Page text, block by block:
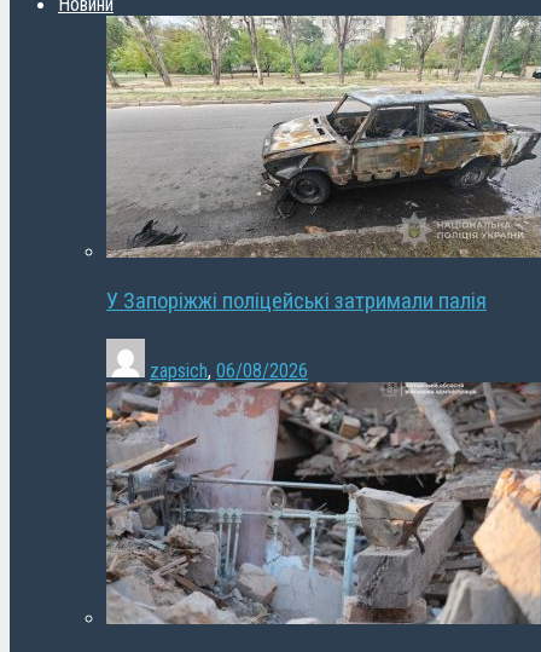
У Запоріжжі поліцейські затримали палія
zapsich, 06/08/2026